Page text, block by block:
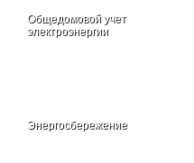
Общедомовой учет
электроэнергии
Энергосбережение